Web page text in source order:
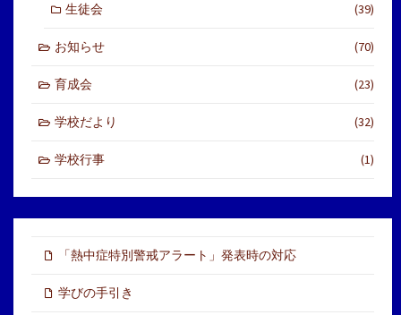
生徒会 (39)
お知らせ (70)
育成会 (23)
学校だより (32)
学校行事 (1)
「熱中症特別警戒アラート」発表時の対応
学びの手引き